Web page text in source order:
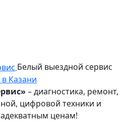
Белый выездной сервис
Казани
– диагностика, ремонт,
цифровой техники и
ценам!